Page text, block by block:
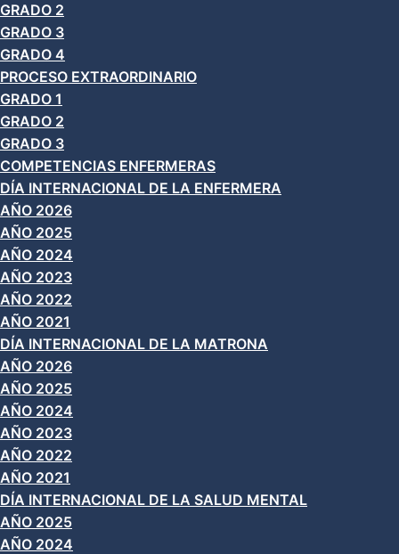
GRADO 2
GRADO 3
GRADO 4
PROCESO EXTRAORDINARIO
GRADO 1
GRADO 2
GRADO 3
COMPETENCIAS ENFERMERAS
DÍA INTERNACIONAL DE LA ENFERMERA
AÑO 2026
AÑO 2025
AÑO 2024
AÑO 2023
AÑO 2022
AÑO 2021
DÍA INTERNACIONAL DE LA MATRONA
AÑO 2026
AÑO 2025
AÑO 2024
AÑO 2023
AÑO 2022
AÑO 2021
DÍA INTERNACIONAL DE LA SALUD MENTAL
AÑO 2025
AÑO 2024